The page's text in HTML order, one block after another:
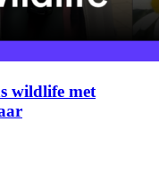
wildlife met